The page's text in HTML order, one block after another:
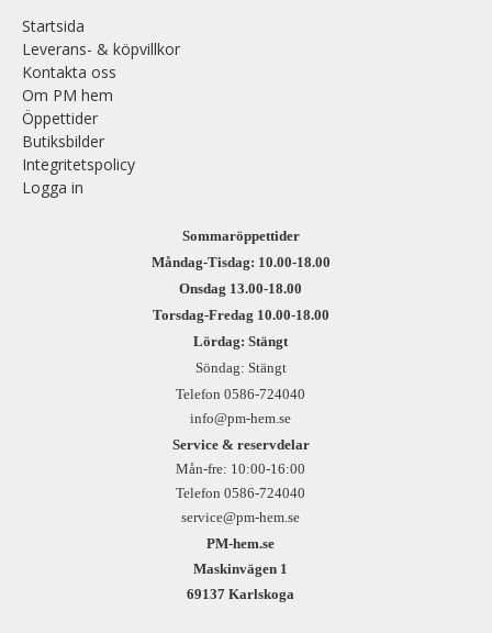
Startsida
Leverans- & köpvillkor
Kontakta oss
Om PM hem
Öppettider
Butiksbilder
Integritetspolicy
Logga in
Sommaröppettider
Måndag-Tisdag: 10.00-18.00
Onsdag 13.00-18.00
Torsdag-Fredag 10.00-18.00
Lördag: Stängt
Söndag: Stängt
Telefon 0586-724040
info@pm-hem.se
Service & reservdelar
Mån-fre: 10:00-16:00
Telefon 0586-724040
service@pm-hem.se
PM-hem.se
Maskinvägen 1
69137 Karlskoga